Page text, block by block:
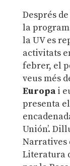
Després
la
la UV es
activitats
febrer, el
veus més
Europai
presenta
Unión’.
Narratives
Literatura